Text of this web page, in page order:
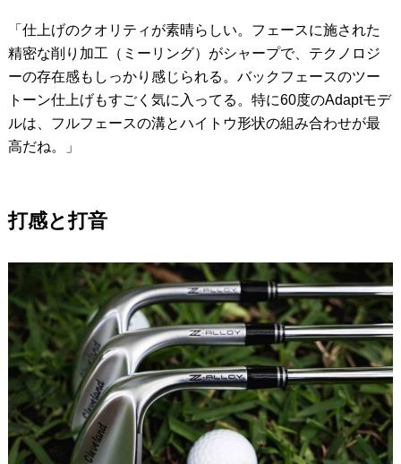
「仕上げのクオリティが素晴らしい。フェースに施された
精密な削り加工（ミーリング）がシャープで、テクノロジ
ーの存在感もしっかり感じられる。バックフェースのツー
トーン仕上げもすごく気に入ってる。特に60度のAdaptモデ
ルは、フルフェースの溝とハイトウ形状の組み合わせが最
高だね。」
打感と打音